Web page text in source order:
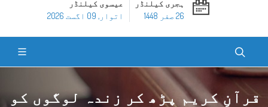
ہجری کیلنڈر
26 صفر 1448
عیسوی کیلنڈر
اتوار, 09 اگست 2026
قرآنِ کریم پڑھ کر زندہ لوگوں کو